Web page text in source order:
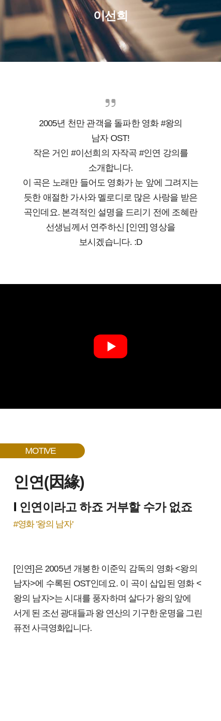
이선희
2005년 천만 관객을 돌파한 영화 #왕의
남자 OST!
작은 거인 #이선희의 자작곡 #인연 강의를
소개합니다.
이 곡은 노래만 들어도 영화가 눈 앞에 그려지는
듯한 애절한 가사와 멜로디로 많은 사랑을 받은
곡인데요. 본격적인 설명을 드리기 전에 조혜란
선생님께서 연주하신 [인연] 영상을
보시겠습니다. :D
MOTIVE
인연(因緣)
I 인연이라고 하죠 거부할 수가 없죠
#영화 '왕의 남자'
[인연]은 2005년 개봉한 이준익 감독의 영화 <왕의
남자>에 수록된 OST인데요. 이 곡이 삽입된 영화 <
왕의 남자>는 시대를 풍자하며 살다가 왕의 앞에
서게 된 조선 광대들과 왕 연산의 기구한 운명을 그린
퓨전 사극영화입니다.